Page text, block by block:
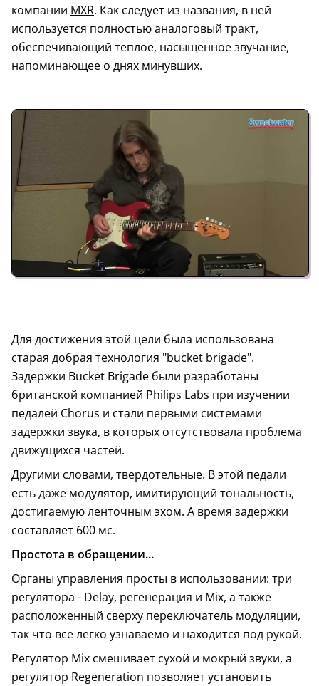
компании MXR. Как следует из названия, в ней
используется полностью аналоговый тракт,
обеспечивающий теплое, насыщенное звучание,
напоминающее о днях минувших.
Для достижения этой цели была использована
старая добрая технология "bucket brigade".
Задержки Bucket Brigade были разработаны
британской компанией Philips Labs при изучении
педалей Chorus и стали первыми системами
задержки звука, в которых отсутствовала проблема
движущихся частей.
Другими словами, твердотельные. В этой педали
есть даже модулятор, имитирующий тональность,
достигаемую ленточным эхом. А время задержки
составляет 600 мс.
Простота в обращении...
Органы управления просты в использовании: три
регулятора - Delay, регенерация и Mix, а также
расположенный сверху переключатель модуляции,
так что все легко узнаваемо и находится под рукой.
Регулятор Mix смешивает сухой и мокрый звуки, а
регулятор Regeneration позволяет установить